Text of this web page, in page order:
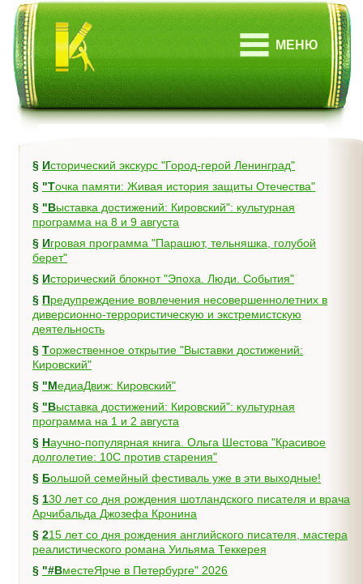
МЕНЮ
§
Исторический экскурс "Город-герой Ленинград"
§
"Точка памяти: Живая история защиты Отечества"
§ "Выставка достижений: Кировский": культурная
программа на 8 и 9 августа
§ Игровая программа "Парашют, тельняшка, голубой
берет"
§
Исторический блокнот "Эпоха. Люди. События"
§ Предупреждение вовлечения несовершеннолетних в
диверсионно-террористическую и экстремистскую
деятельность
§ Торжественное открытие "Выставки достижений:
Кировский"
§
"МедиаДвиж: Кировский"
§ "Выставка достижений: Кировский": культурная
программа на 1 и 2 августа
§ Научно-популярная книга. Ольга Шестова "Красивое
долголетие: 10C против старения"
§
Большой семейный фестиваль уже в эти выходные!
§ 130 лет со дня рождения шотландского писателя и врача
Арчибальда Джозефа Кронина
§ 215 лет со дня рождения английского писателя, мастера
реалистического романа Уильяма Теккерея
§
"#ВместеЯрче в Петербурге" 2026